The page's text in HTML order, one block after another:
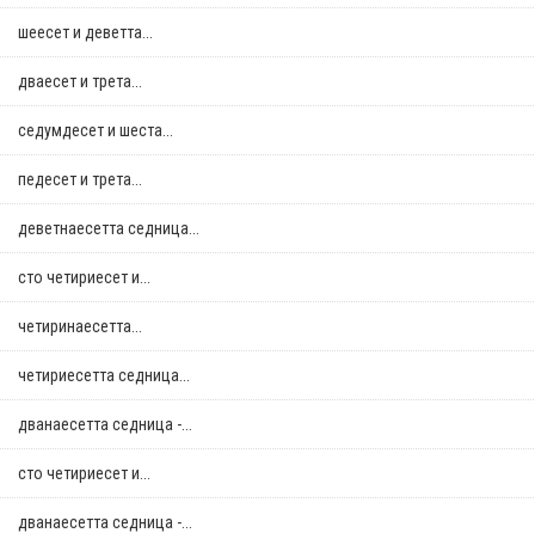
шеесет и деветта...
дваесет и трета...
седумдесет и шеста...
педесет и трета...
деветнаесетта седница...
сто четириесет и...
четиринаесетта...
четириесетта седница...
дванаесетта седница -...
сто четириесет и...
дванаесетта седница -...